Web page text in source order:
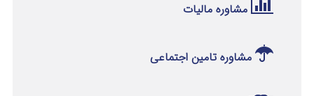
مشاوره مالیات
مشاوره تامین اجتماعی